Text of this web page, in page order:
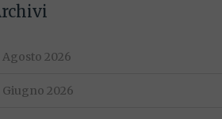
Agosto 2026
Giugno 2026